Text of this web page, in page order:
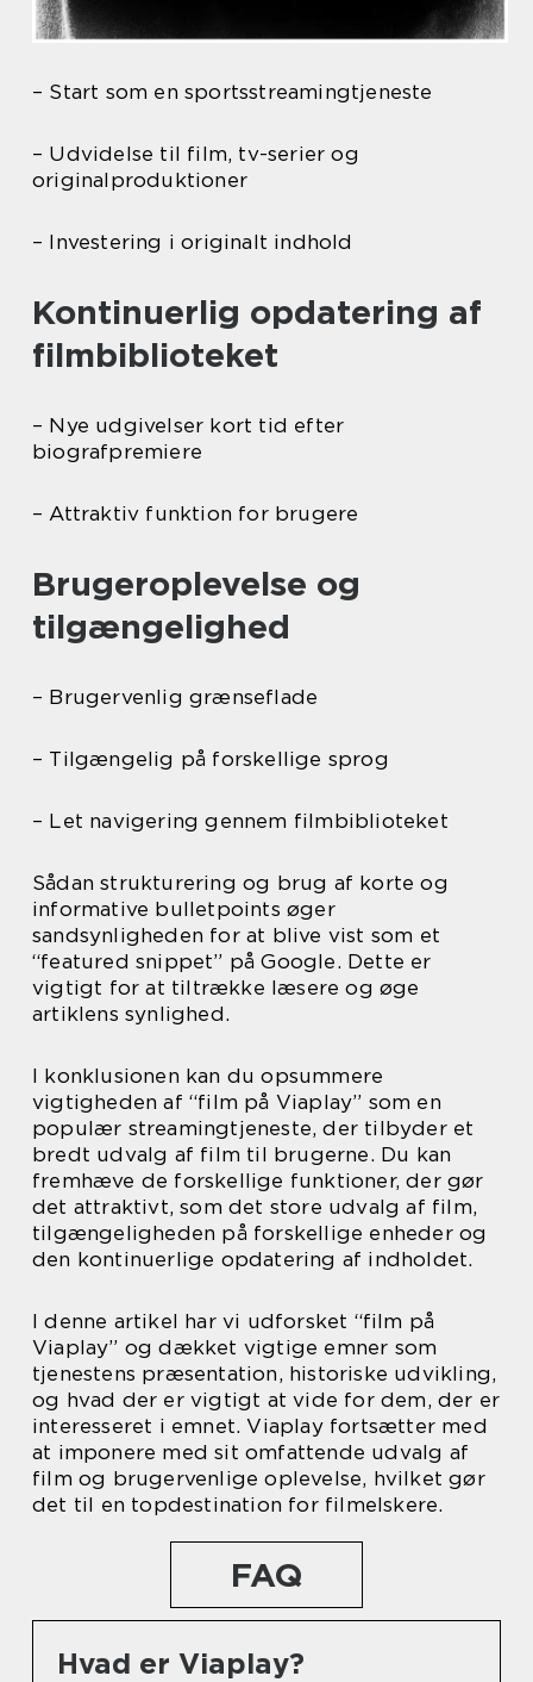
– Start som en sportsstreamingtjeneste
– Udvidelse til film, tv-serier og
originalproduktioner
– Investering i originalt indhold
Kontinuerlig opdatering af
filmbiblioteket
– Nye udgivelser kort tid efter
biografpremiere
– Attraktiv funktion for brugere
Brugeroplevelse og
tilgængelighed
– Brugervenlig grænseflade
– Tilgængelig på forskellige sprog
– Let navigering gennem filmbiblioteket
Sådan strukturering og brug af korte og
informative bulletpoints øger
sandsynligheden for at blive vist som et
“featured snippet” på Google. Dette er
vigtigt for at tiltrække læsere og øge
artiklens synlighed.
I konklusionen kan du opsummere
vigtigheden af “film på Viaplay” som en
populær streamingtjeneste, der tilbyder et
bredt udvalg af film til brugerne. Du kan
fremhæve de forskellige funktioner, der gør
det attraktivt, som det store udvalg af film,
tilgængeligheden på forskellige enheder og
den kontinuerlige opdatering af indholdet.
I denne artikel har vi udforsket “film på
Viaplay” og dækket vigtige emner som
tjenestens præsentation, historiske udvikling,
og hvad der er vigtigt at vide for dem, der er
interesseret i emnet. Viaplay fortsætter med
at imponere med sit omfattende udvalg af
film og brugervenlige oplevelse, hvilket gør
det til en topdestination for filmelskere.
FAQ
Hvad er Viaplay?